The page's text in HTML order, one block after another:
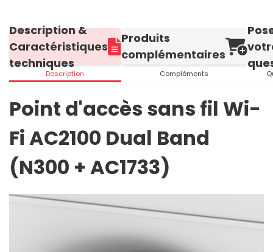
Description &
Caractéristiques
techniques
Description
Produits
complémentaires
Compléments
Point d'accès sans fil Wi-
Fi AC2100 Dual Band
(N300 + AC1733)